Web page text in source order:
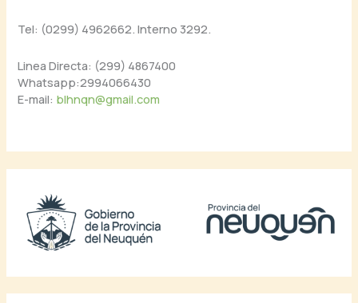
Tel: (0299) 4962662. Interno 3292.
Linea Directa: (299) 4867400
Whatsapp:2994066430
E-mail: blhnqn@gmail.com